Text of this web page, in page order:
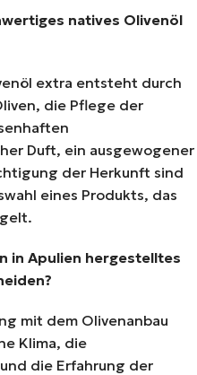
natives Olivenöl
extra entsteht durch
die Pflege der
Duft, ein ausgewogener
der Herkunft sind
eines Produkts, das
in Apulien hergestelltes
mit dem Olivenanbau
Klima, die
die Erfahrung der